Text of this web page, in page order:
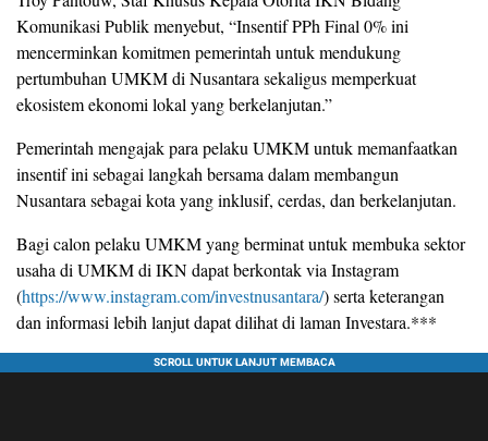
Komunikasi Publik menyebut, “Insentif PPh Final 0% ini
mencerminkan komitmen pemerintah untuk mendukung
pertumbuhan UMKM di Nusantara sekaligus memperkuat
ekosistem ekonomi lokal yang berkelanjutan.”
Pemerintah mengajak para pelaku UMKM untuk memanfaatkan
insentif ini sebagai langkah bersama dalam membangun
Nusantara sebagai kota yang inklusif, cerdas, dan berkelanjutan.
Bagi calon pelaku UMKM yang berminat untuk membuka sektor
usaha di UMKM di IKN dapat berkontak via Instagram
(https://www.instagram.com/investnusantara/) serta keterangan
dan informasi lebih lanjut dapat dilihat di laman Investara.***